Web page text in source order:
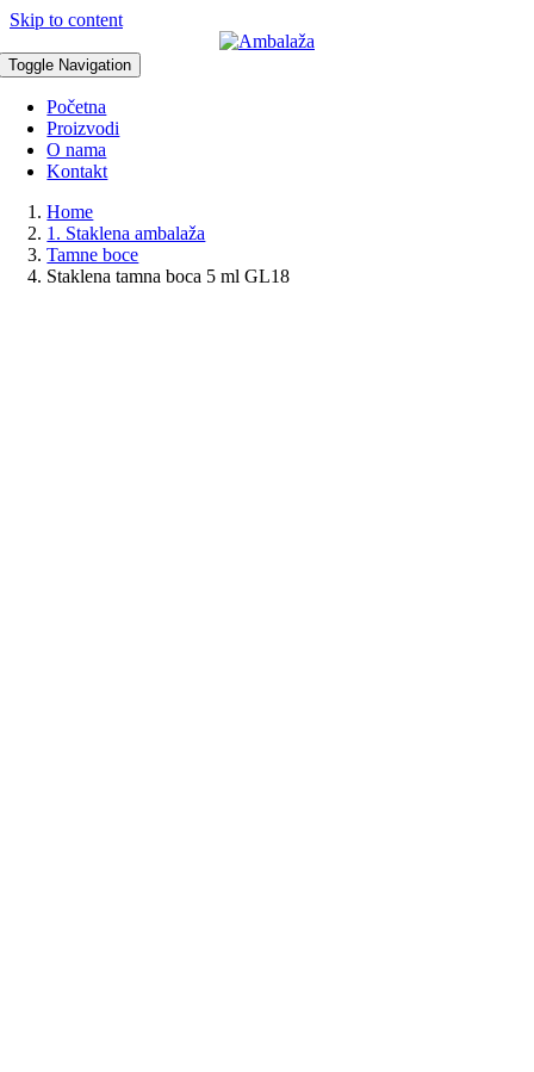
Skip to content
Toggle Navigation
Početna
Proizvodi
O nama
Kontakt
Home
1. Staklena ambalaža
Tamne boce
Staklena tamna boca 5 ml GL18